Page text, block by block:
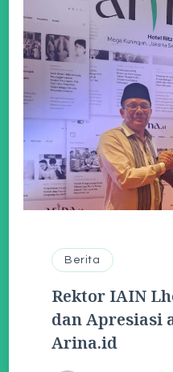
Berita
Rektor IAIN
dan Apresiasi
Arina.id